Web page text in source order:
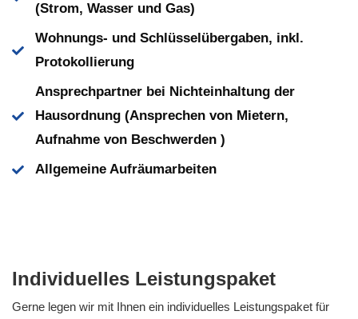
(Strom, Wasser und Gas)
Wohnungs- und Schlüsselübergaben, inkl.
Protokollierung
Ansprechpartner bei Nichteinhaltung der
Hausordnung (Ansprechen von Mietern,
Aufnahme von Beschwerden )
Allgemeine Aufräumarbeiten
Individuelles Leistungspaket
Gerne legen wir mit Ihnen ein individuelles Leistungspaket für